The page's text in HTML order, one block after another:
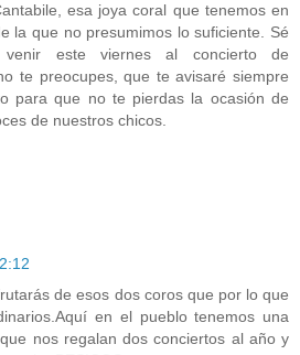
esa joya coral que tenemos en
la que no presumimos lo suficiente. Sé
este viernes al concierto de
te preocupes, que te avisaré siempre
para que no te pierdas la ocasión de
de nuestros chicos.
de esos dos coros que por lo que
en el pueblo tenemos una
nos regalan dos conciertos al año y